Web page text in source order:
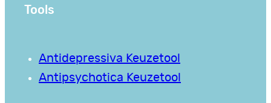
Tools
Antidepressiva Keuzetool
Antipsychotica Keuzetool